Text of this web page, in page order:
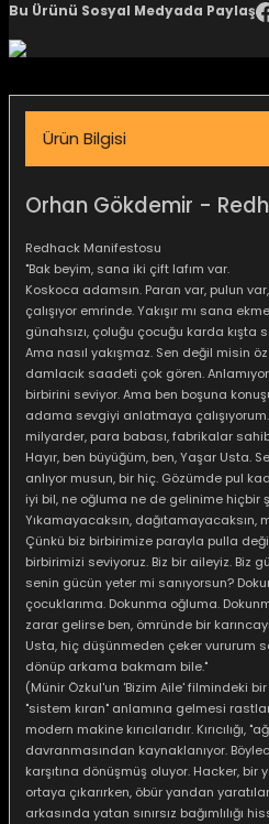
Gemiler
Bu Ürünü Sosyal Medyada Paylaş
Ürün Bilgisi
Orhan Gökdemir -
Redhack Manifestosu
"Bak beyim, sana iki çift lafım var.
Koskoca adamsın. Paran var, pulun
çalışıyor emrinde. Yakışır mı sana
günahsızı, çoluğu çocuğu karda kışta
Ama nasıl yakışmaz. Sen değil misin
damlacık saadeti çok gören.
birbirini seviyor. Ama ben boşuna
adama sevgiyi anlatmaya çalışıyorum.
milyarder, para babası, fabrikalar
Hayır, ben büyüğüm, ben, Yaşar Usta.
anlıyor musun, bir hiç. Gözümde pul
iyi bil, ne oğluma ne de gelinime hiçbir
Yıkamayacaksın, dağıtamayacaksın,
Çünkü biz birbirimize parayla pulla
birbirimizi seviyoruz. Biz bir aileyiz. Biz
senin gücün yeter mi sanıyorsun?
çocuklarıma. Dokunma oğluma.
zarar gelirse ben, ömründe bir
Usta, hiç düşünmeden çeker vururum
dönüp arkama bakmam bile."
(Münir Özkul'un 'Bizim Aile' filmindeki
"sistem kıran" anlamına gelmesi
modern makine kırıcılarıdır. Kırıcılığı,
davranmasından kaynaklanıyor.
karşıtına dönüşmüş oluyor. Hacker, bir
ortaya çıkarırken, öbür yandan
arkasında yatan sınırsız bağımlılığı